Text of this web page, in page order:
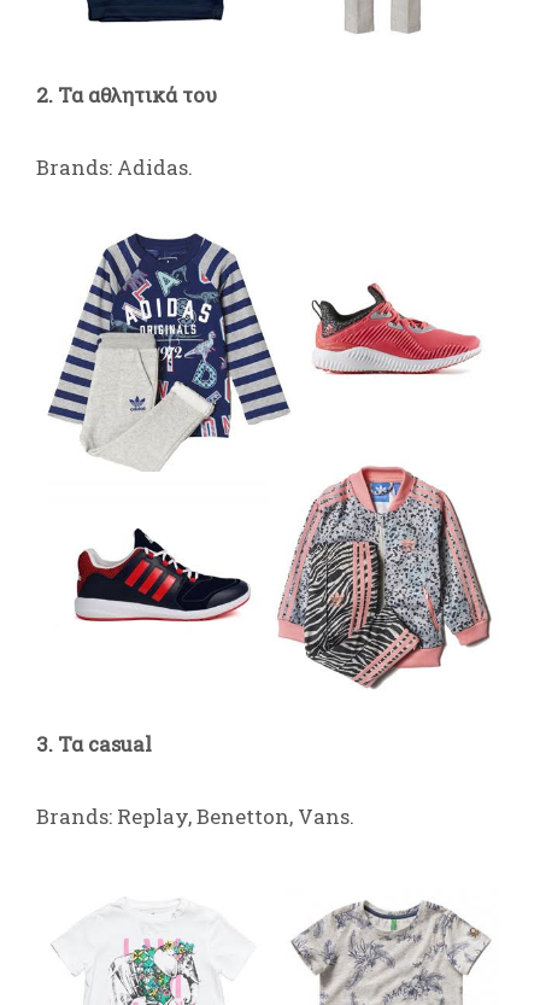
2. Τα αθλητικά του
Brands: Adidas.
3. Τα casual
Brands: Replay, Benetton, Vans.